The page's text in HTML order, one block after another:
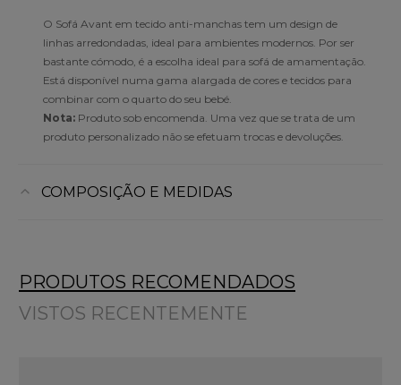
O Sofá Avant em tecido anti-manchas tem um design de
linhas arredondadas, ideal para ambientes modernos. Por ser
bastante cómodo, é a escolha ideal para sofá de amamentação.
Está disponível numa gama alargada de cores e tecidos para
combinar com o quarto do seu bebé.
Nota: Produto sob encomenda. Uma vez que se trata de um
produto personalizado não se efetuam trocas e devoluções.
COMPOSIÇÃO E MEDIDAS
PRODUTOS RECOMENDADOS
VISTOS RECENTEMENTE